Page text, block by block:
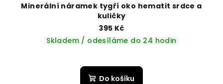
Minerální náramek tygří oko hematit srdce a
kuličky
395 Kč
Skladem / odesíláme do 24 hodin
Do košíku